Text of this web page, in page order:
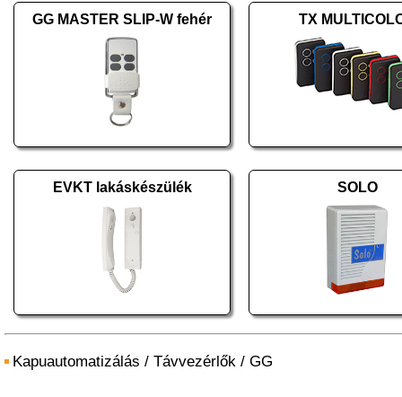
GG MASTER SLIP-W fehér TX
EVKT lakáskészülék SOLO
Kapuautomatizálás / Távvezérlők / GG